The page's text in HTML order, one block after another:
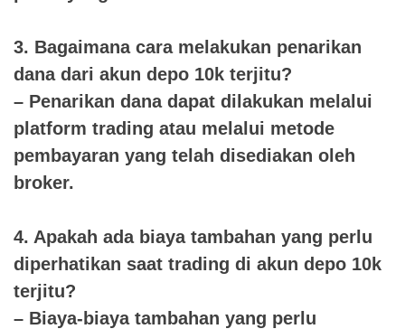
3. Bagaimana cara melakukan penarikan
dana dari akun depo 10k terjitu?
– Penarikan dana dapat dilakukan melalui
platform trading atau melalui metode
pembayaran yang telah disediakan oleh
broker.
4. Apakah ada biaya tambahan yang perlu
diperhatikan saat trading di akun depo 10k
terjitu?
– Biaya-biaya tambahan yang perlu